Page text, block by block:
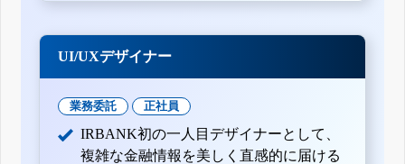
UI/UXデザイナー
業務委託 正社員
IRBANK初の一人目デザイナーとして、
複雑な金融情報を美しく直感的に届ける